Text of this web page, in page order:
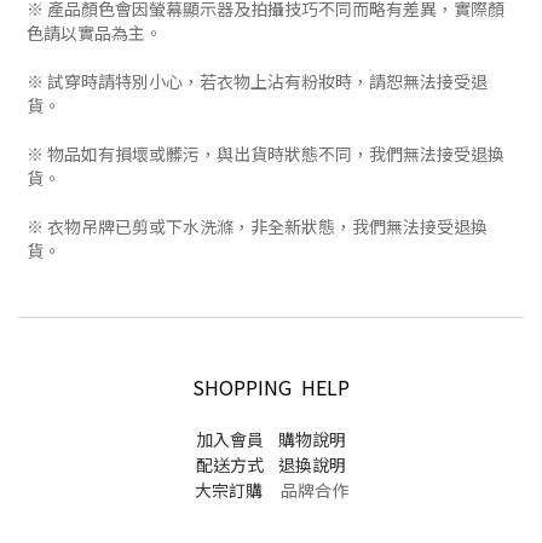
※ 產品顏色會因螢幕顯示器及拍攝技巧不同而略有差異，實際顏
色請以實品為主。
※ 試穿時請特別小心，若衣物上沾有粉妝時，請恕無法接受退
貨。
※ 物品如有損壞或髒污，與出貨時狀態不同，我們無法接受退換
貨。
※ 衣物吊牌已剪或下水洗滌，非全新狀態，我們無法接受退換
貨。
SHOPPING HELP
加入會員
購物說明
配送方式
退換說明
大宗訂購品牌合作